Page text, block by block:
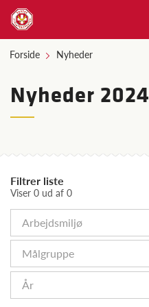
Forside Nyheder
Nyheder 2024
Filtrer liste
Viser 0 ud af 0